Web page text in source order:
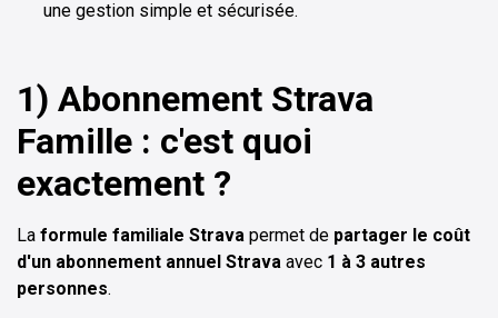
une gestion simple et sécurisée.
1) Abonnement Strava
Famille : c'est quoi
exactement ?
La formule familiale Strava permet de partager le coût
d'un abonnement annuel Strava avec 1 à 3 autres
personnes.